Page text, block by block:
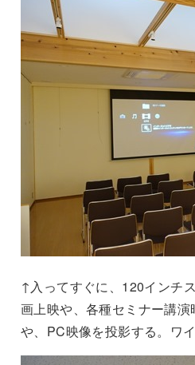
↑入ってすぐに、120インチ
画上映や、各種セミナー講
や、PC映像を投影する。ワ